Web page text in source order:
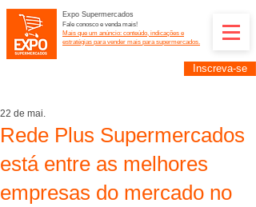
Expo Supermercados
Fale conosco e venda mais!
Mais que um anúncio: conteúdo, indicações e
estratégias para vender mais para supermercados.
Inscreva-se
Rede Plus Supermercados
está entre as melhores
empresas do mercado no
22 de mai.